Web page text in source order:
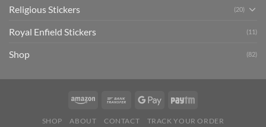
Religious Stickers (20)
Royal Enfield Stickers (11)
Shop (82)
SHOP ABOUT CONTACT TRACK YOUR ORDER